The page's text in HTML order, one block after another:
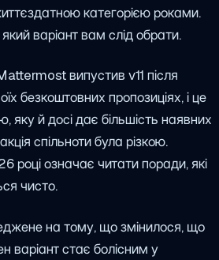
категорією роками.
варіант вам слід обрати.
випустив v11 після
безкоштовних пропозиціях, і це
яку й досі дає більшість наявних
спільноти була різкою.
році означає читати поради, які
чисто.
на тому, що змінилося, що
варіант стає болісним у